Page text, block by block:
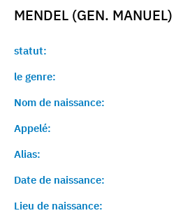
MENDEL (GEN. MANUEL)
statut:
le genre:
Nom de naissance:
Appelé:
Alias:
Date de naissance:
Lieu de naissance: